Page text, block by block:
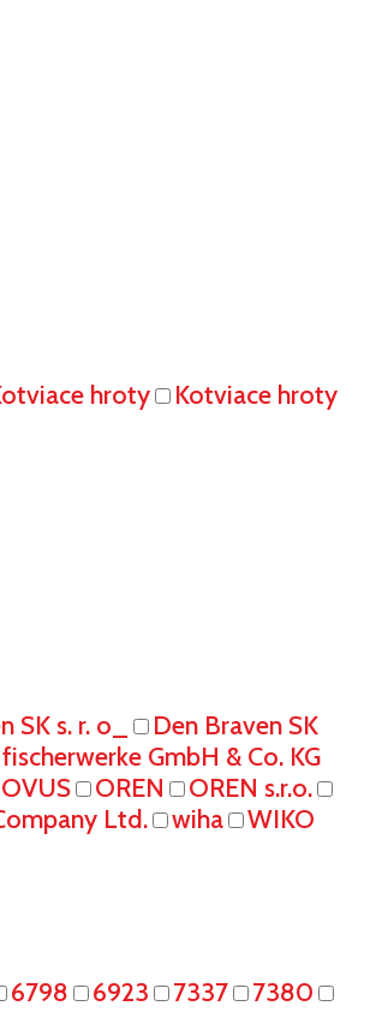
hroty
Kotviace hroty
SK s. r. o_
Den Braven SK
fischerwerke GmbH & Co. KG
OREN
OREN s.r.o.
Ltd. wiha WIKO
6798 6923 7337
7380